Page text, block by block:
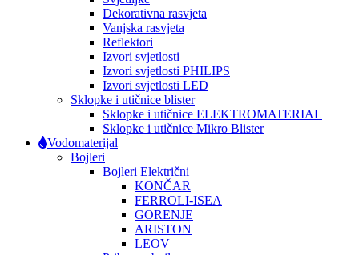
Dekorativna rasvjeta
Vanjska rasvjeta
Reflektori
Izvori svjetlosti
Izvori svjetlosti PHILIPS
Izvori svjetlosti LED
Sklopke i utičnice blister
Sklopke i utičnice ELEKTROMATERIAL
Sklopke i utičnice Mikro Blister
Vodomaterijal
Bojleri
Bojleri Električni
KONČAR
FERROLI-ISEA
GORENJE
ARISTON
LEOV